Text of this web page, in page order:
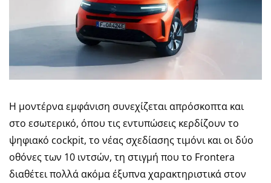
Η μοντέρνα εμφάνιση συνεχίζεται απρόσκοπτα και
στο εσωτερικό, όπου τις εντυπώσεις κερδίζουν το
ψηφιακό cockpit, το νέας σχεδίασης τιμόνι και οι δύο
οθόνες των 10 ιντσών, τη στιγμή που το Frontera
διαθέτει πολλά ακόμα έξυπνα χαρακτηριστικά στον